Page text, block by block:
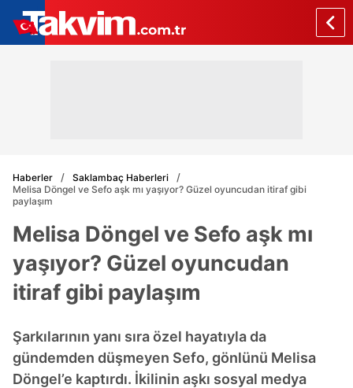
Haberler
Saklambaç Haberleri
Melisa Döngel ve Sefo aşk mı yaşıyor? Güzel oyuncudan itiraf gibi
paylaşım
Melisa Döngel ve Sefo aşk mı
yaşıyor? Güzel oyuncudan
itiraf gibi paylaşım
Şarkılarının yanı sıra özel hayatıyla da
gündemden düşmeyen Sefo, gönlünü Melisa
Döngel’e kaptırdı. İkilinin aşkı sosyal medya